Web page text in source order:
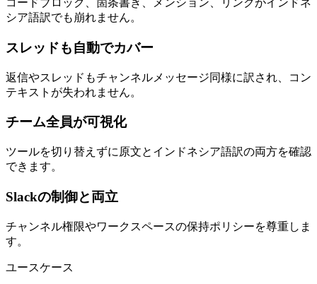
コードブロック、箇条書き、メンション、リンクがインドネ
シア語訳でも崩れません。
スレッドも自動でカバー
返信やスレッドもチャンネルメッセージ同様に訳され、コン
テキストが失われません。
チーム全員が可視化
ツールを切り替えずに原文とインドネシア語訳の両方を確認
できます。
Slackの制御と両立
チャンネル権限やワークスペースの保持ポリシーを尊重しま
す。
ユースケース